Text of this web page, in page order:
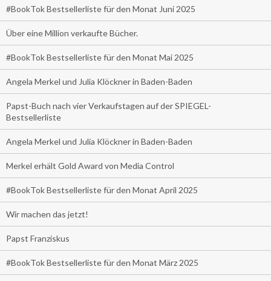
#BookTok Bestsellerliste für den Monat Juni 2025
Über eine Million verkaufte Bücher.
#BookTok Bestsellerliste für den Monat Mai 2025
Angela Merkel und Julia Klöckner in Baden-Baden
Papst-Buch nach vier Verkaufstagen auf der SPIEGEL-
Bestsellerliste
Angela Merkel und Julia Klöckner in Baden-Baden
Merkel erhält Gold Award von Media Control
#BookTok Bestsellerliste für den Monat April 2025
Wir machen das jetzt!
Papst Franziskus
#BookTok Bestsellerliste für den Monat März 2025